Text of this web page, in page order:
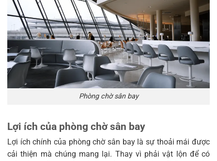
Phòng chờ sân bay
Lợi ích của phòng chờ sân bay
Lợi ích chính của phòng chờ sân bay là sự thoải mái được
cải thiện mà chúng mang lại. Thay vì phải vật lộn để có